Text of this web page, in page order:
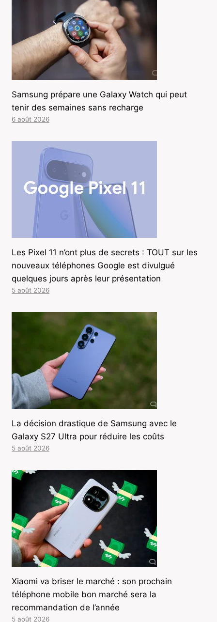
Samsung prépare une Galaxy Watch qui peut
tenir des semaines sans recharge
6 août 2026
Les Pixel 11 n’ont plus de secrets : TOUT sur les
nouveaux téléphones Google est divulgué
quelques jours après leur présentation
5 août 2026
La décision drastique de Samsung avec le
Galaxy S27 Ultra pour réduire les coûts
5 août 2026
Xiaomi va briser le marché : son prochain
téléphone mobile bon marché sera la
recommandation de l’année
5 août 2026